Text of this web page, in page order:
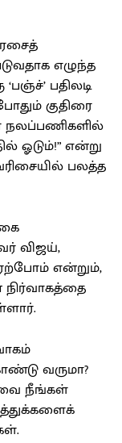
எழுந்த
பதிலடி
குதிரை
நலப்பணிகளில்
ஓடும்!” என்று
பலத்த
விஜய்,
என்றும்,
வருமா?
நீங்கள்